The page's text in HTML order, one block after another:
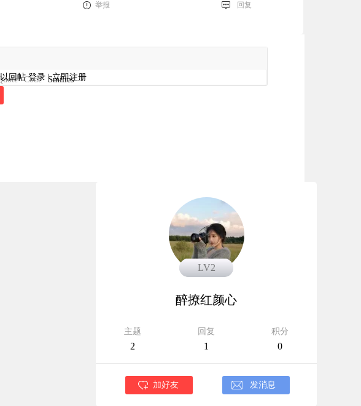
回复
举报
Code Smilies
回帖登录 |立即注册
LV3
LV2
醉撩红颜心
主题
2
回复
1
积分
0
加好友 发消息